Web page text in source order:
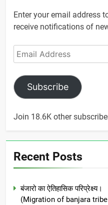
Enter your email address
receive notifications of
Email
Address
Subscribe
Join 18.6K other
Recent Posts
बंजारो का ऐतिहासिक परिप्रेक्ष्य।
(Migration of banjara tribe